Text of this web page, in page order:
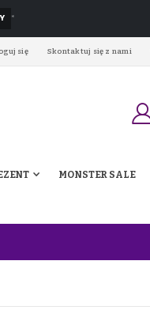
*
się Skontaktuj się z nami
MONSTER SALE